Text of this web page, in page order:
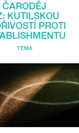
ČARODĚJ
KUTILSKOU
PROTI
TÉMA